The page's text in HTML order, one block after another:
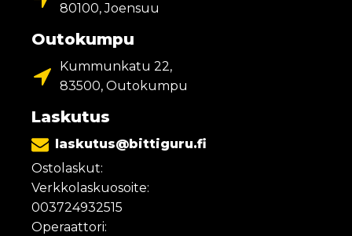
80100, Joensuu
Outokumpu
Kummunkatu 22,
83500, Outokumpu
Laskutus
laskutus@bittiguru.fi
Ostolaskut:
Verkkolaskuosoite:
003724932515
Operaattori: